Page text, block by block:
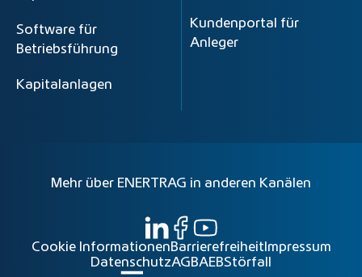
Software für
Betriebsführung
Kapitalanlagen
Kundenportal für
Anleger
Mehr über ENERTRAG in anderen Kanälen
Cookie InformationenBarrierefreiheit Impressum
DatenschutzAGBAEBStörfall